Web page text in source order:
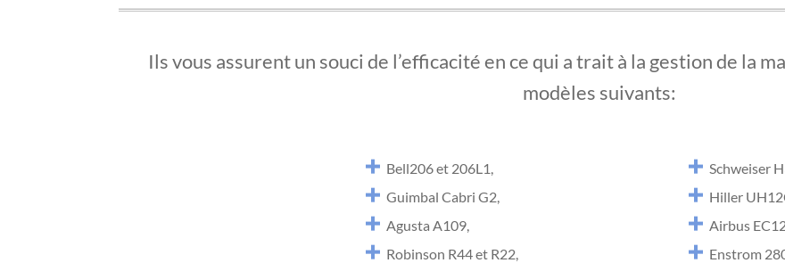
Ils vous assurent un souci de l’efficacité en ce qui a trait à la gestion de la
modèles suivants:
Bell206 et 206L1,
Guimbal Cabri G2,
Agusta A109,
Robinson R44 et R22,
Schweiser
Hiller
Airbus
Enstrom